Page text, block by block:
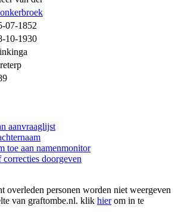
07-1852
10-1930
aanvraaglijst
toe aan namenmonitor
doorgeven
overleden personen worden niet weergeven
van graftombe.nl. klik hierom in te